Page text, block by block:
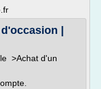
|
>Achat d'un